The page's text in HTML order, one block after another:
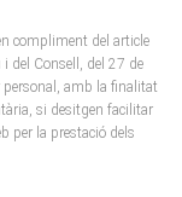
Consell, del 27 de
amb la finalitat
si desitgen facilitar
per la prestació dels